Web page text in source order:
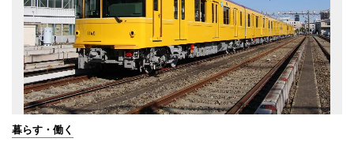
暮らす・働く